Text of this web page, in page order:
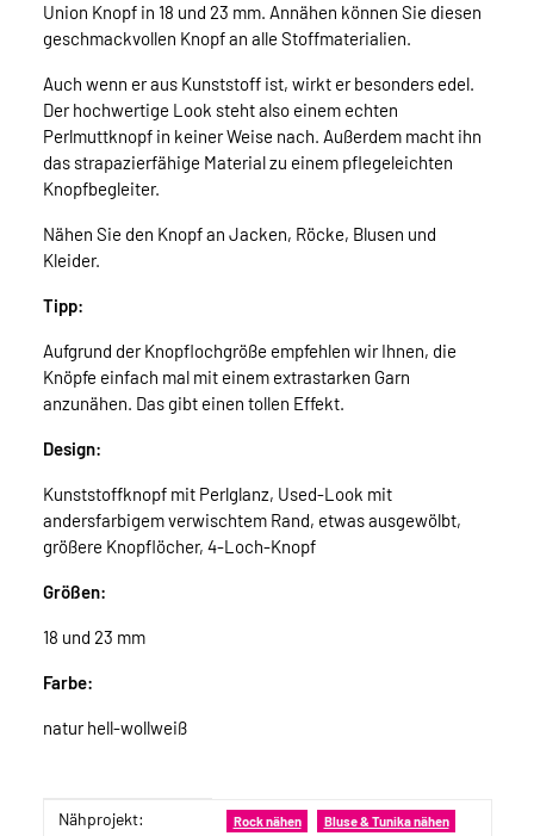
Union Knopf in 18 und 23 mm. Annähen können Sie diesen
geschmackvollen Knopf an alle Stoffmaterialien.
Auch wenn er aus Kunststoff ist, wirkt er besonders edel.
Der hochwertige Look steht also einem echten
Perlmuttknopf in keiner Weise nach. Außerdem macht ihn
das strapazierfähige Material zu einem pflegeleichten
Knopfbegleiter.
Nähen Sie den Knopf an Jacken, Röcke, Blusen und
Kleider.
Tipp:
Aufgrund der Knopflochgröße empfehlen wir Ihnen, die
Knöpfe einfach mal mit einem extrastarken Garn
anzunähen. Das gibt einen tollen Effekt.
Design:
Kunststoffknopf mit Perlglanz, Used-Look mit
andersfarbigem verwischtem Rand, etwas ausgewölbt,
größere Knopflöcher, 4-Loch-Knopf
Größen:
18 und 23 mm
Farbe:
natur hell-wollweiß
Produkteigenschaft
Wert
Nähprojekt: Rock nähen Bluse & Tunika nähen